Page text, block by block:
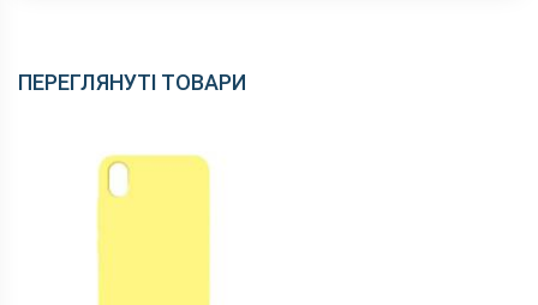
ПЕРЕГЛЯНУТІ ТОВАРИ